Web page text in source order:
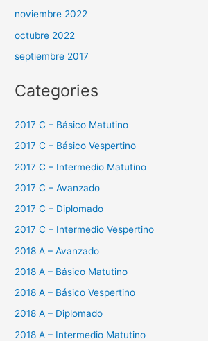
noviembre 2022
octubre 2022
septiembre 2017
Categories
2017 C – Básico Matutino
2017 C – Básico Vespertino
2017 C – Intermedio Matutino
2017 C – Avanzado
2017 C – Diplomado
2017 C – Intermedio Vespertino
2018 A – Avanzado
2018 A – Básico Matutino
2018 A – Básico Vespertino
2018 A – Diplomado
2018 A – Intermedio Matutino